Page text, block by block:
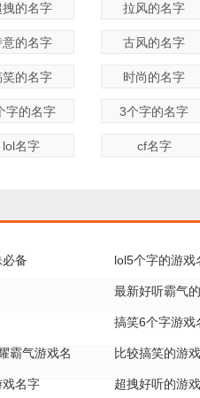
拽的名字 拉风的名字
意的名字 古风的名字
笑的名字 时尚的名字
字的名字 3个字的名字
lol名字 cf名字
备 lol5个字的游
全
最新好听霸气
搞笑6个字游戏
霸气游戏名 比较搞笑的游
名字 超拽好听的游